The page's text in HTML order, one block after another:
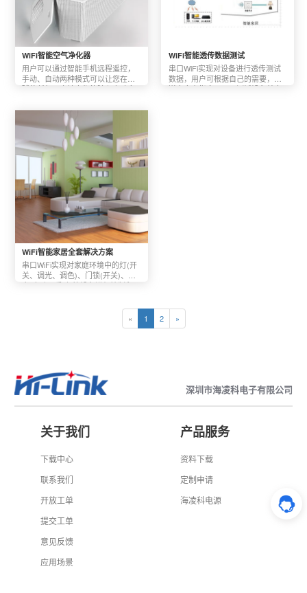
WiFi智能空气净化器
用户可以通过智能手机远程遥控，
手动、自动两种模式可以让您在地
球的任何一个地方都能随心启动家
受洁净空气。用户可以在手机上清
楚直观地看到数字显示的细颗粒污
染物PM2.5、PM10,、挥发性有机化
合物TVOC和一氧化碳CO的实时浓
度。
WiFi智能透传数据测试
串口WiFi实现对设备进行透传测试
数据，用户可根据自己的需要，发
送自定义指令，用于测试设备基本
WiFi智能家居全套解决方案
串口WiFi实现对家庭环境中的灯(开
关、调光、调色)、门锁(开关)、窗
帘(自动、手动)等设备进行控制和
«
1 2 »
深圳市海凌科电子有限公司
关于我们
下载中心
联系我们
开放工单
提交工单
意见反馈
应用场景
产品服务
资料下载
定制申请
海凌科电源